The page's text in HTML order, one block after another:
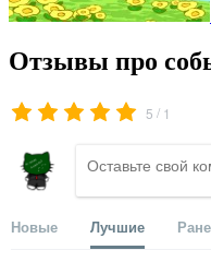
Отзывы про
5 / 1
Новые Лучшие